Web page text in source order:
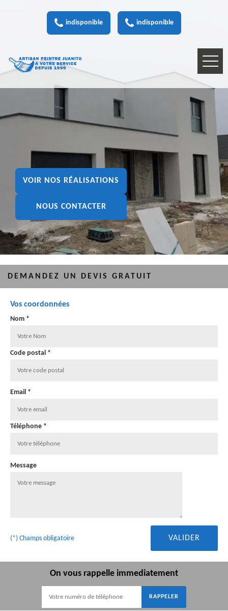
indisponible indisponible
VOIR NOS RÉALISATIONS
NOUS CONTACTER
DEMANDEZ UN DEVIS GRATUIT
Vos coordonnées
Nom *
Code postal *
Email *
Téléphone *
Message
(*) Champs obligatoire
On vous rappelle immediatement